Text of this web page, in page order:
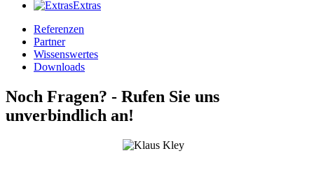
Extras
Referenzen
Partner
Wissenswertes
Downloads
Noch Fragen? - Rufen Sie uns
unverbindlich an!